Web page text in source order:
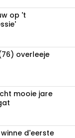
op 't
overleeje
mooie jare
winne d'eerste